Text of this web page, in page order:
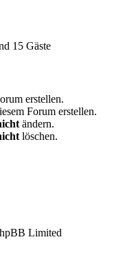
15 Gäste
erstellen.
Forum erstellen.
ändern.
löschen.
Limited